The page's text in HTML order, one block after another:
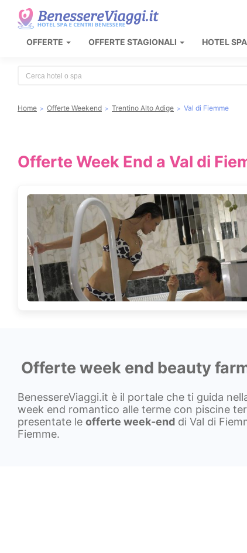
OFFERTE OFFERTE STAGIONALI HOTEL
Home Offerte Weekend Trentino Alto Adige Val di Fiemme
Offerte Week End a Val di
Offerte week end beauty
BenessereViaggi.it è il portale che ti guida
week end romantico alle terme con piscine
presentate le offerte week-end di Val di
Fiemme.